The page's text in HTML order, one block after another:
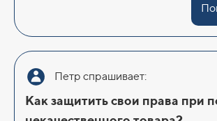
Петр спрашивает:
Как защитить свои права при